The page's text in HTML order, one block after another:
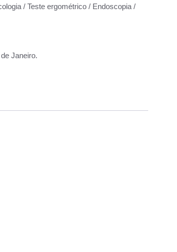
/ Teste ergométrico / Endoscopia /
Janeiro.